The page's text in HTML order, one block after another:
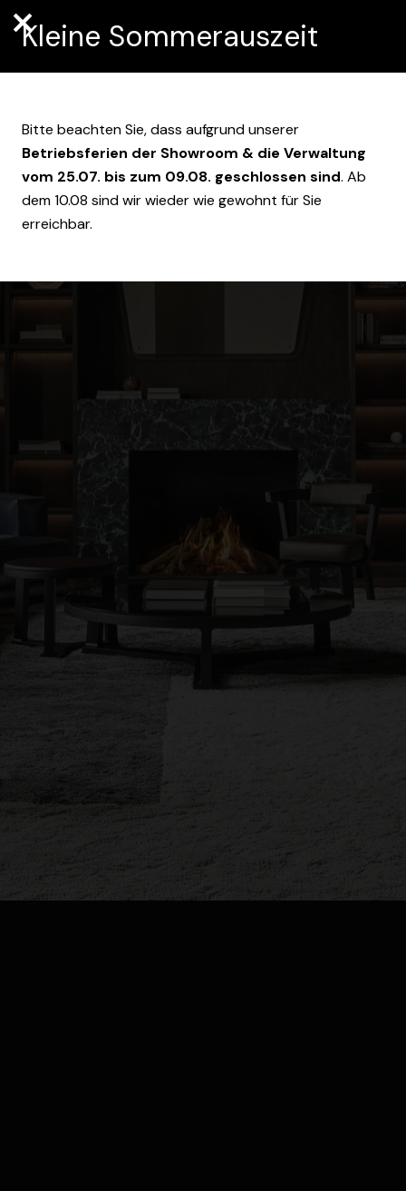
Kleine Sommerauszeit
Bitte beachten Sie, dass aufgrund unserer
Betriebsferien der Showroom & die Verwaltung
vom 25.07. bis zum 09.08. geschlossen sind. Ab
dem 10.08 sind wir wieder wie gewohnt für Sie
erreichbar.